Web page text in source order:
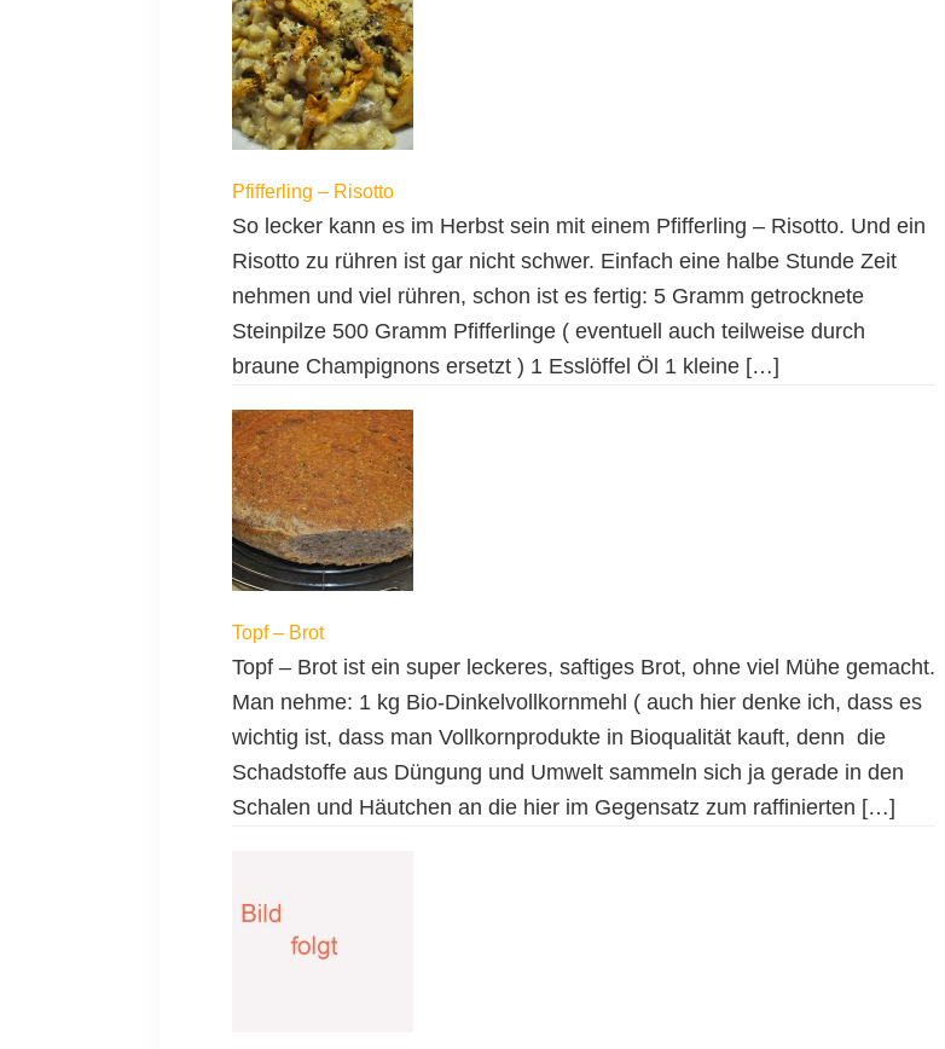
Pfifferling – Risotto
So lecker kann es im Herbst sein mit einem Pfifferling – Risotto. Und ein
Risotto zu rühren ist gar nicht schwer. Einfach eine halbe Stunde Zeit
nehmen und viel rühren, schon ist es fertig: 5 Gramm getrocknete
Steinpilze 500 Gramm Pfifferlinge ( eventuell auch teilweise durch
braune Champignons ersetzt ) 1 Esslöffel Öl 1 kleine […]
Topf – Brot
Topf – Brot ist ein super leckeres, saftiges Brot, ohne viel Mühe gemacht.
Man nehme: 1 kg Bio-Dinkelvollkornmehl ( auch hier denke ich, dass es
wichtig ist, dass man Vollkornprodukte in Bioqualität kauft, denn die
Schadstoffe aus Düngung und Umwelt sammeln sich ja gerade in den
Schalen und Häutchen an die hier im Gegensatz zum raffinierten […]